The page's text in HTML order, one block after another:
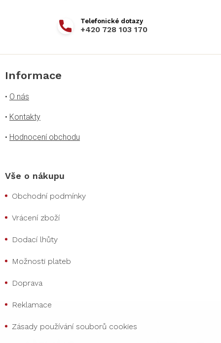
+420 728 103 170
Informace
• O nás
• Kontakty
• Hodnocení obchodu
Vše o nákupu
Obchodní podmínky
Vrácení zboží
Dodací lhůty
Možnosti plateb
Doprava
Reklamace
Zásady používání souborů cookies